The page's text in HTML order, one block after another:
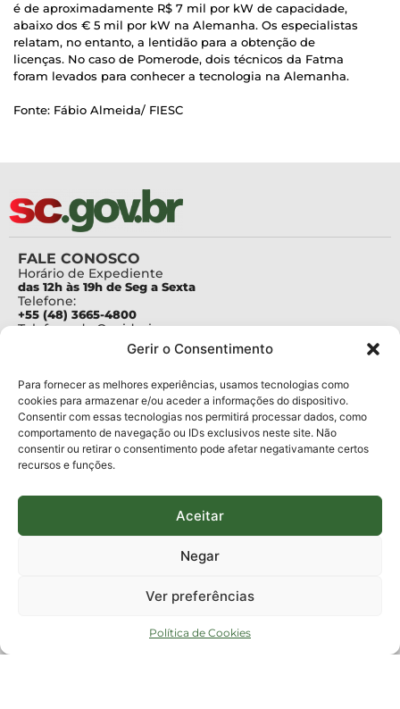
Gerir o Consentimento
Para fornecer as melhores experiências, usamos tecnologias como
cookies para armazenar e/ou aceder a informações do dispositivo.
Consentir com essas tecnologias nos permitirá processar dados, como
comportamento de navegação ou IDs exclusivos neste site. Não
consentir ou retirar o consentimento pode afetar negativamante certos
recursos e funções.
Aceitar
Negar
Ver preferências
Política de Cookies
é de aproximadamente R$ 7 mil por kW de capacidade,
abaixo dos € 5 mil por kW na Alemanha. Os especialistas
relatam, no entanto, a lentidão para a obtenção de
licenças. No caso de Pomerode, dois técnicos da Fatma
foram levados para conhecer a tecnologia na Alemanha.
Fonte: Fábio Almeida/ FIESC
FALE CONOSCO
Horário de Expediente
das 12h às 19h de Seg a Sexta
Telefone:
+55 (48) 3665-4800
Telefone da Ouvidoria
Para assuntos relacionados à Pesquisa
pesquisa@fapesc.sc.gov.br
Para assuntos relacionados à Inovação
inovacao@fapesc.sc.gov.br
Para assuntos relacionados à Bolsas
bolsas@fapesc.sc.gov.br
Para assuntos relacionados à Prestação de Contas
Para assuntos relacionados à Plataforma
plataforma@fapesc.sc.gov.br
Jair Artur da Silva dpo@fapesc.sc.gov.br 3665-4831
km 01, Módulo 12A, Edifício Fapesc / Celta, 5° andar